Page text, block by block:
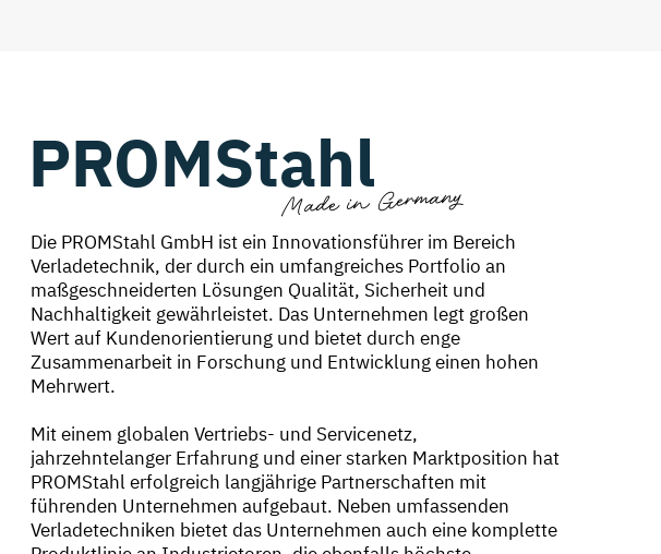
PROMStahlMade in Germany
Die PROMStahl GmbH ist ein Innovationsführer im Bereich
Verladetechnik, der durch ein umfangreiches Portfolio an
maßgeschneiderten Lösungen Qualität, Sicherheit und
Nachhaltigkeit gewährleistet. Das Unternehmen legt großen
Wert auf Kundenorientierung und bietet durch enge
Zusammenarbeit in Forschung und Entwicklung einen hohen
Mehrwert.
Mit einem globalen Vertriebs- und Servicenetz,
jahrzehntelanger Erfahrung und einer starken Marktposition hat
PROMStahl erfolgreich langjährige Partnerschaften mit
führenden Unternehmen aufgebaut. Neben umfassenden
Verladetechniken bietet das Unternehmen auch eine komplette